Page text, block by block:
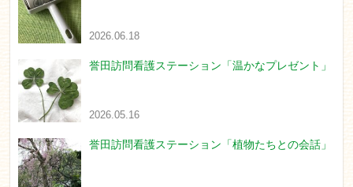
2026.06.18
誉田訪問看護ステーション「温かなプレゼント」
2026.05.16
誉田訪問看護ステーション「植物たちとの会話」